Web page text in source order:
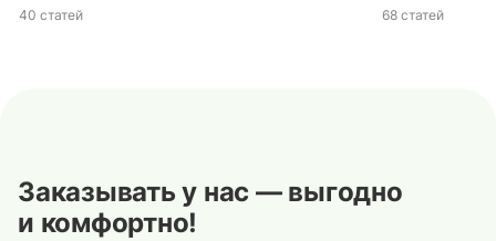
40 статей 68 статей
Заказывать у нас — выгодно
и комфортно!